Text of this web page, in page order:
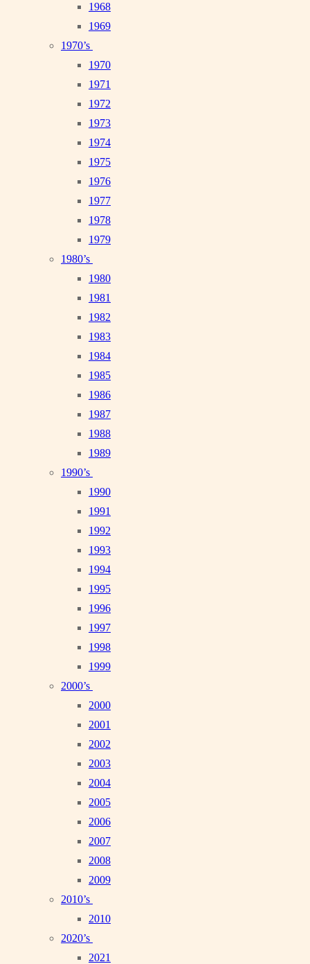
1968
1969
1970’s
1970
1971
1972
1973
1974
1975
1976
1977
1978
1979
1980’s
1980
1981
1982
1983
1984
1985
1986
1987
1988
1989
1990’s
1990
1991
1992
1993
1994
1995
1996
1997
1998
1999
2000’s
2000
2001
2002
2003
2004
2005
2006
2007
2008
2009
2010’s
2010
2020’s
2021